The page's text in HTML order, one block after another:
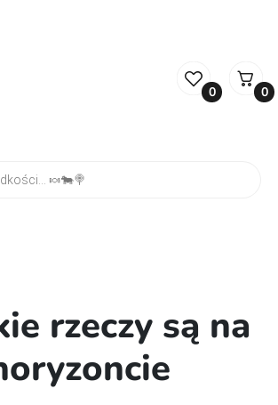
0 0
rzeczy są na